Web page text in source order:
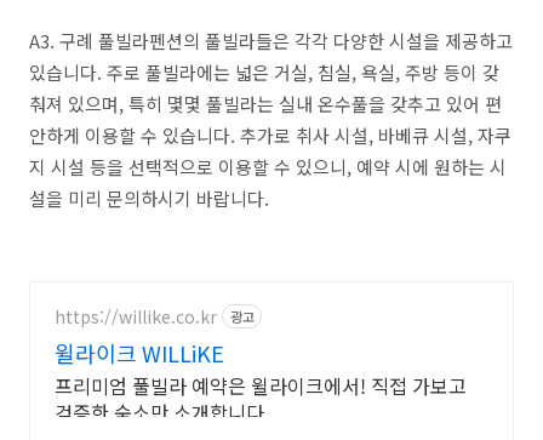
A3. 구례 풀빌라펜션의 풀빌라들은 각각 다양한 시설을 제공하고
있습니다. 주로 풀빌라에는 넓은 거실, 침실, 욕실, 주방 등이 갖
춰져 있으며, 특히 몇몇 풀빌라는 실내 온수풀을 갖추고 있어 편
안하게 이용할 수 있습니다. 추가로 취사 시설, 바베큐 시설, 자쿠
지 시설 등을 선택적으로 이용할 수 있으니, 예약 시에 원하는 시
설을 미리 문의하시기 바랍니다.
https://willike.co.kr 광고
윌라이크 WILLiKE
프리미엄 풀빌라 예약은 윌라이크에서! 직접 가보고
검증한 숙소만 소개합니다.